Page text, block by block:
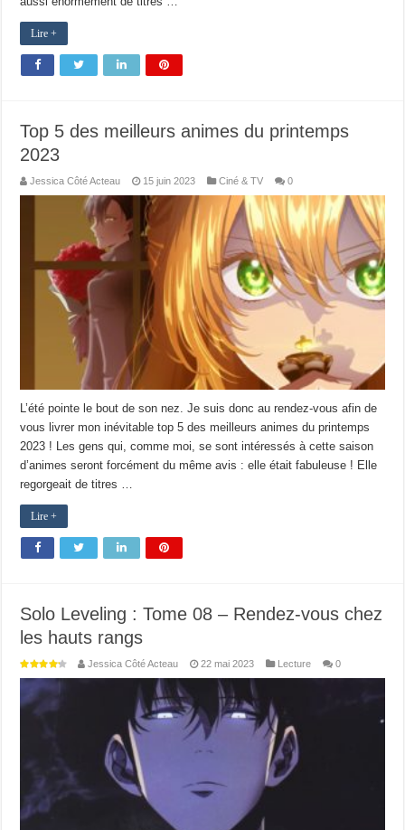
Lire +
Top 5 des meilleurs animes du printemps
2023
Jessica Côté Acteau 15 juin 2023 Ciné & TV 0
L’été pointe le bout de son nez. Je suis donc au rendez-vous afin de
vous livrer mon inévitable top 5 des meilleurs animes du printemps
2023 ! Les gens qui, comme moi, se sont intéressés à cette saison
d’animes seront forcément du même avis : elle était fabuleuse ! Elle
regorgeait de titres …
Lire +
Solo Leveling : Tome 08 – Rendez-vous chez
les hauts rangs
Jessica Côté Acteau 22 mai 2023 Lecture 0